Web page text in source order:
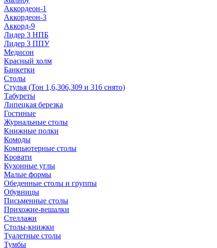
Аккордеон-1
Аккордеон-3
Аккорд-9
Лидер 3 НПБ
Лидер 3 ППУ
Медисон
Красный холм
Банкетки
Столы
Стулья (Тон 1,6,306,309 и 316 снято)
Табуреты
Липецкая березка
Гостиные
Журнальные столы
Книжные полки
Комоды
Компьютерные столы
Кровати
Кухонные углы
Малые формы
Обеденные столы и группы
Обувницы
Письменные столы
Прихожие-вешалки
Стеллажи
Столы-книжки
Туалетные столы
Тумбы